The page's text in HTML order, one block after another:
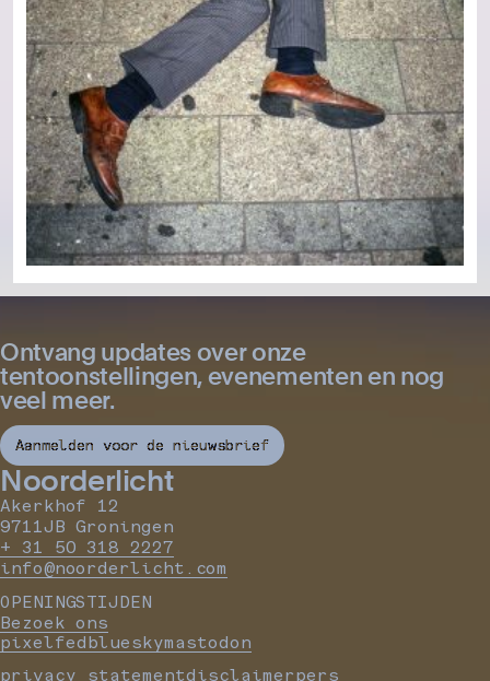
Ontvang updates over onze
tentoonstellingen, evenementen en nog
veel meer.
Aanmelden voor de nieuwsbrief
Noorderlicht
Akerkhof 12
9711JB Groningen
+ 31 50 318 2227
info@noorderlicht.com
OPENINGSTIJDEN
Bezoek ons
pixelfedblueskymastodon
privacy statementdisclaimerpers